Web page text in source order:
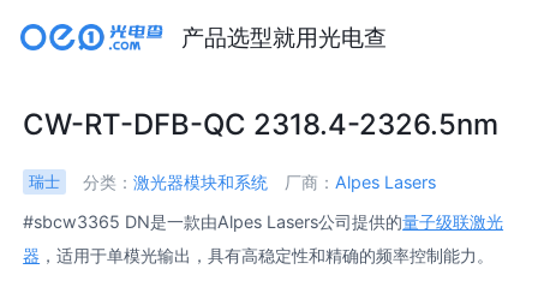
产品选型就用光电查
CW-RT-DFB-QC 2318.4-2326.5nm
瑞士 分类： 激光器模块和系统 厂商： Alpes Lasers
#sbcw3365 DN是一款由Alpes Lasers公司提供的量子级联激光
器 ，适用于单模光输出，具有高稳定性和精确的频率控制能力。